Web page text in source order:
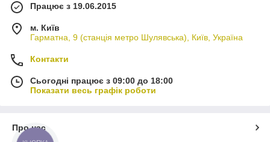
Працює з 19.06.2015
м. Київ
Гарматна, 9 (станція метро Шулявська), Київ, Україна
Контакти
Сьогодні працює з 09:00 до 18:00
Показати весь графік роботи
Про нас